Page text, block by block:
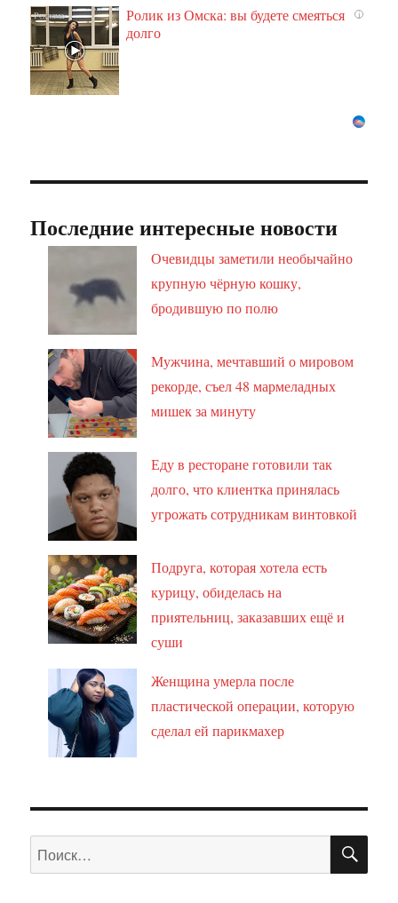
i
Ролик из Омска: вы будете смеяться
долго
Последние интересные новости
Очевидцы заметили необычайно
крупную чёрную кошку,
бродившую по полю
Мужчина, мечтавший о мировом
рекорде, съел 48 мармеладных
мишек за минуту
Еду в ресторане готовили так
долго, что клиентка принялась
угрожать сотрудникам винтовкой
Подруга, которая хотела есть
курицу, обиделась на
приятельниц, заказавших ещё и
суши
Женщина умерла после
пластической операции, которую
сделал ей парикмахер
Искать: